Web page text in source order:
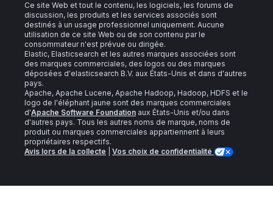
Ce site Web et tout le contenu, les logiciels, les forums de
discussion, les produits et les services associés sont
destinés à un usage professionnel uniquement. Aucune
utilisation de ce site Web ou de son contenu par le
consommateur n'est prévue ou dirigée.
Elastic, Elasticsearch et les autres marques associées sont
des marques commerciales, des logos ou des marques
déposées d'elasticsearch B.V. aux États-Unis et dans d'autres
pays.
Apache, Apache Lucene, Apache Hadoop, Hadoop, HDFS et le
logo de l'éléphant jaune sont des marques commerciales
d'Apache Software Foundation aux États-Unis et/ou dans
d'autres pays. Tous les autres noms de marque, noms de
produit ou marques commerciales appartiennent à leurs
propriétaires respectifs.
Avis lors de la collecte
Vos choix de confidentialité